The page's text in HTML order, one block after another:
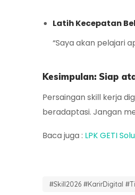
Latih Kecepatan
“Saya akan pelajari
Kesimpulan: Siap
Persaingan skill kerja
beradaptasi. Jangan
Baca juga : LPK GETI
#Skill2026 #KarirDigital